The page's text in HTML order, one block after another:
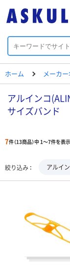
ホーム メーカー
アルインコ
サイズバンド
7件（13商品）中 1～7件を表示
絞り込み アルイ